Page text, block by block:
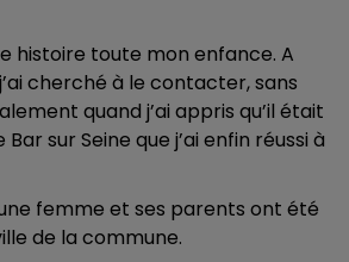
histoire toute mon enfance. A
cherché à le contacter, sans
quand j’ai appris qu’il était
sur Seine que j’ai enfin réussi à
femme et ses parents ont été
de la commune.